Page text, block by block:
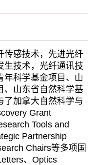
传感技术，先进光纤
生技术，光纤通讯技
年科学基金项目、山
、山东省自然科学基
了加拿大自然科学与
Grant
Tools and
Partnership
Chairs等多项国
、 Optics